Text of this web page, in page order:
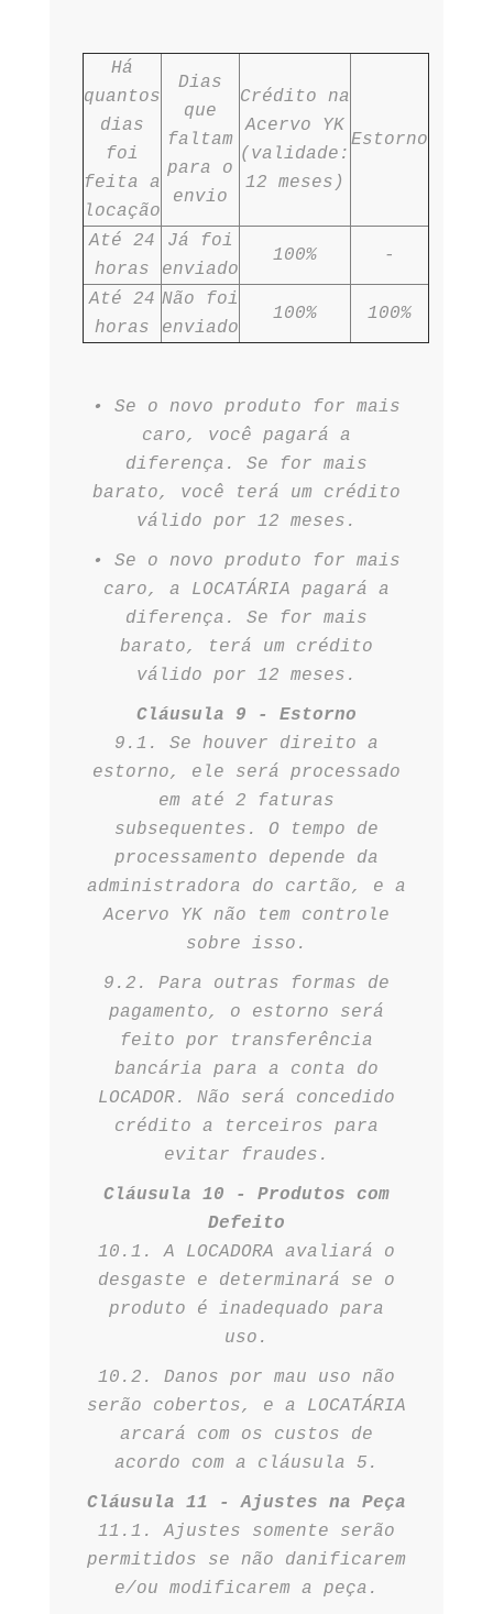
Há
quantos
dias
foi
feita a
locação
Dias
que
faltam
para o
envio
Crédito na
Acervo YK
(validade:
12 meses)
Estorno
Até 24
horas
Já foi
enviado
100% -
Até 24
horas
Não foi
enviado
100% 100%
•⁠ ⁠Se o novo produto for mais
caro, você pagará a
diferença. Se for mais
barato, você terá um crédito
válido por 12 meses.
•⁠ ⁠Se o novo produto for mais
caro, a LOCATÁRIA pagará a
diferença. Se for mais
barato, terá um crédito
válido por 12 meses.
Cláusula 9 - Estorno
9.1. Se houver direito a
estorno, ele será processado
em até 2 faturas
subsequentes. O tempo de
processamento depende da
administradora do cartão, e a
Acervo YK não tem controle
sobre isso.
9.2. Para outras formas de
pagamento, o estorno será
feito por transferência
bancária para a conta do
LOCADOR. Não será concedido
crédito a terceiros para
evitar fraudes.
Cláusula 10 - Produtos com
Defeito
10.1. A LOCADORA avaliará o
desgaste e determinará se o
produto é inadequado para
uso.
10.2. Danos por mau uso não
serão cobertos, e a LOCATÁRIA
arcará com os custos de
acordo com a cláusula 5.
Cláusula 11 - Ajustes na Peça
11.1. Ajustes somente serão
permitidos se não danificarem
e/ou modificarem a peça.